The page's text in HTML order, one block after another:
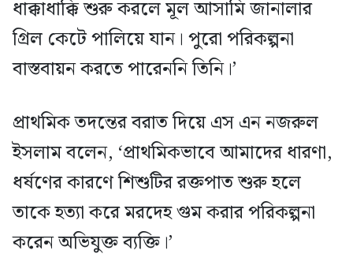
ধাক্কাধাক্কি শুরু করলে মূল আসামি জানালার
গ্রিল কেটে পালিয়ে যান। পুরো পরিকল্পনা
বাস্তবায়ন করতে পারেননি তিনি।’
প্রাথমিক তদন্তের বরাত দিয়ে এস এন নজরুল
ইসলাম বলেন, ‘প্রাথমিকভাবে আমাদের ধারণা,
ধর্ষণের কারণে শিশুটির রক্তপাত শুরু হলে
তাকে হত্যা করে মরদেহ গুম করার পরিকল্পনা
করেন অভিযুক্ত ব্যক্তি।’